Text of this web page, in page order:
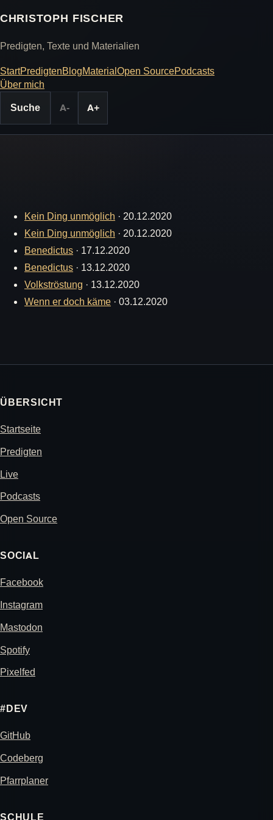
CHRISTOPH FISCHER
Predigten, Texte und Materialien
StartPredigtenBlogMaterialOpen SourcePodcasts
Über mich
Suche
A- A+
Kein Ding unmöglich · 20.12.2020
Kein Ding unmöglich · 20.12.2020
Benedictus · 17.12.2020
Benedictus · 13.12.2020
Volkströstung · 13.12.2020
Wenn er doch käme · 03.12.2020
ÜBERSICHT
Startseite
Predigten
Live
Podcasts
Open Source
SOCIAL
Facebook
Instagram
Mastodon
Spotify
Pixelfed
#DEV
GitHub
Codeberg
Pfarrplaner
SCHULE